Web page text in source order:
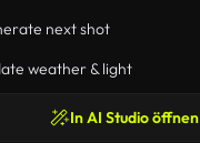
next shot
weather & light
In AI Studio öffnen